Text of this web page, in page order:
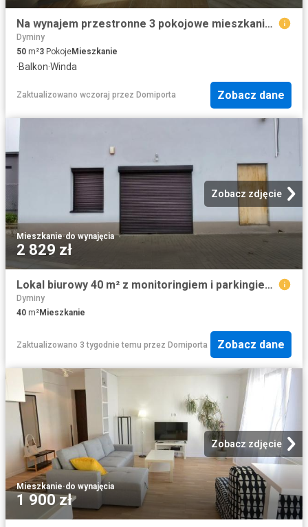
Na wynajem przestronne 3 pokojowe mieszkanie 50,25 m² w Kielcach
Dyminy
50 m²3 PokojeMieszkanie
·Balkon·Winda
Zaktualizowano wczoraj przez Domiporta Zobacz dane
Zobacz zdjęcie
Mieszkanie·do wynajęcia
2 829 zł
Lokal biurowy 40 m² z monitoringiem i parkingiem zapraszam
Dyminy
40 m²Mieszkanie
Zaktualizowano 3 tygodnie temu przez Domiporta Zobacz dane
Zobacz zdjęcie
Mieszkanie·do wynajęcia
1 900 zł